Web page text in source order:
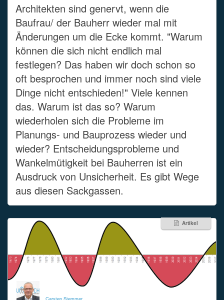
Architekten sind genervt, wenn die
Baufrau/ der Bauherr wieder mal mit
Änderungen um die Ecke kommt. "Warum
können die sich nicht endlich mal
festlegen? Das haben wir doch schon so
oft besprochen und immer noch sind viele
Dinge nicht entschieden!" Viele kennen
das. Warum ist das so? Warum
wiederholen sich die Probleme im
Planungs- und Bauprozess wieder und
wieder? Entscheidungsprobleme und
Wankelmütigkeit bei Bauherren ist ein
Ausdruck von Unsicherheit. Es gibt Wege
aus diesen Sackgassen.
Artikel
Carsten Stemmer